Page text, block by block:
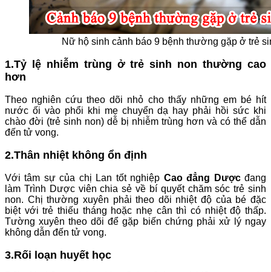
Nữ hộ sinh cảnh báo 9 bệnh thường gặp ở trẻ
1.Tỷ lệ nhiễm trùng ở trẻ sinh non thường cao
hơn
Theo nghiên cứu theo dõi nhỏ cho thấy những em bé hít
nước ối vào phổi khi mẹ chuyển dạ hay phải hồi sức khi
chào đời (trẻ sinh non) dễ bị nhiễm trùng hơn và có thể dẫn
đến tử vong.
2.Thân nhiệt không ổn định
Với tâm sự của chị Lan tốt nghiệp Cao đẳng Dượcđang
làm Trình Dược viên chia sẻ về bí quyết chăm sóc trẻ sinh
non. Chị thường xuyên phải theo dõi nhiệt độ của bé đặc
biệt với trẻ thiếu tháng hoặc nhẹ cân thì có nhiệt độ thấp.
Tường xuyên theo dõi để gặp biến chứng phải xử lý ngay
không dẫn đến tử vong.
3.Rối loạn huyết học